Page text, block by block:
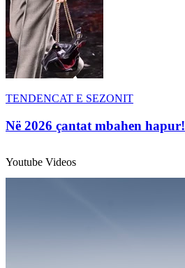
TENDENCAT E SEZONIT
Në 2026 çantat mbahen hapur!
Youtube Videos